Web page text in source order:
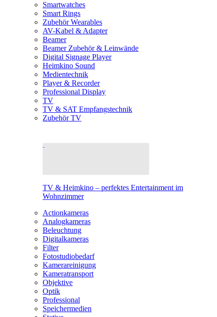
Smartwatches
Smart Rings
Zubehör Wearables
AV-Kabel & Adapter
Beamer
Beamer Zubehör & Leinwände
Digital Signage Player
Heimkino Sound
Medientechnik
Player & Recorder
Professional Display
TV
TV & SAT Empfangstechnik
Zubehör TV
TV & Heimkino – perfektes Entertainment im
Wohnzimmer
Actionkameras
Analogkameras
Beleuchtung
Digitalkameras
Filter
Fotostudiobedarf
Kamerareinigung
Kameratransport
Objektive
Optik
Professional
Speichermedien